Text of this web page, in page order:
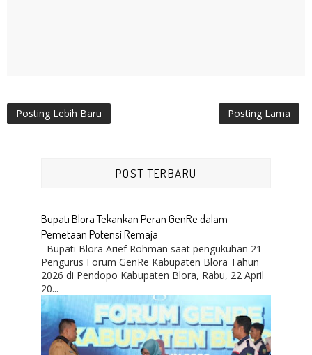
Posting Lebih Baru Posting Lama
POST TERBARU
Bupati Blora Tekankan Peran GenRe dalam
Pemetaan Potensi Remaja
Bupati Blora Arief Rohman saat pengukuhan 21
Pengurus Forum GenRe Kabupaten Blora Tahun
2026 di Pendopo Kabupaten Blora, Rabu, 22 April
20...